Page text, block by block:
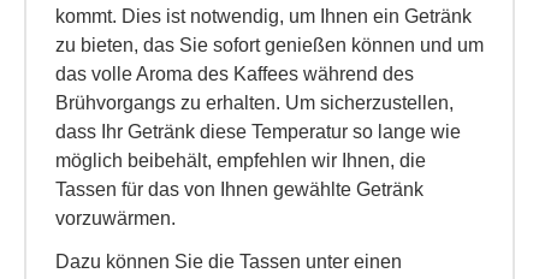
kommt. Dies ist notwendig, um Ihnen ein Getränk
zu bieten, das Sie sofort genießen können und um
das volle Aroma des Kaffees während des
Brühvorgangs zu erhalten. Um sicherzustellen,
dass Ihr Getränk diese Temperatur so lange wie
möglich beibehält, empfehlen wir Ihnen, die
Tassen für das von Ihnen gewählte Getränk
vorzuwärmen.
Dazu können Sie die Tassen unter einen